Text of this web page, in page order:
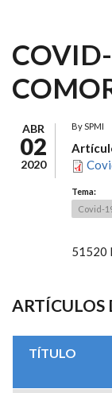
ABR
02
2020
BySPMI
Tema:
Covid-
51520
ARTÍCULOS
TÍTULO